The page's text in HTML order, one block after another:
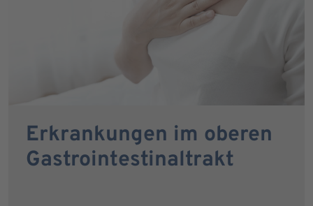
Erkrankungen im oberen
Gastrointestinaltrakt